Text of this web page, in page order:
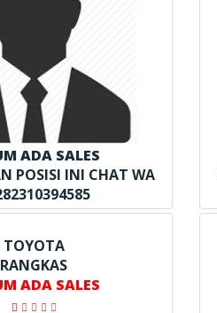
ADA SALES
POSISI INI CHAT WA
TOYOTA
RANGKAS
ADA SALES